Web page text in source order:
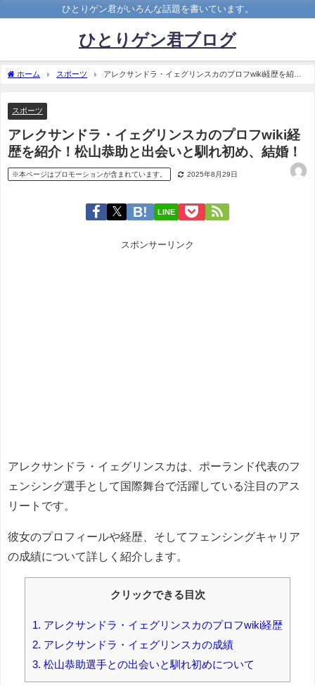
ひとりゲン君がいろんな話題を書いています。
ひとりゲン君ブログ
ホーム スポーツ
アレクサンドラ・イェグリンスカのプロフwiki経歴を紹
スポーツ
アレクサンドラ・イェグリンスカのプロフwiki経
歴を紹介！松山恭助と出会いと馴れ初め、結婚！
※本ページはプロモーションが含まれています。 2025年8月29日
LINE
スポンサーリンク
アレクサンドラ・イェグリンスカは、ポーランド代表のフ
ェンシング選手として国際舞台で活躍している注目のアス
リートです。
彼女のプロフィールや経歴、そしてフェンシングキャリア
の成績について詳しく紹介します。
クリックできる目次
1. アレクサンドラ・イェグリンスカのプロフwiki経歴
2. アレクサンドラ・イェグリンスカの成績
3. 松山恭助選手との出会いと馴れ初めについて